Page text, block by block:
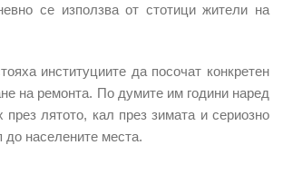
се използва от стотици жители на
институциите да посочат конкретен
на ремонта. По думите им години наред
през лятото, кал през зимата и сериозно
до населените места.